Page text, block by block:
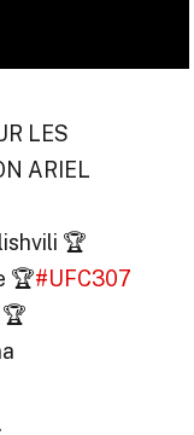
LES
ARIEL
🏆
🏆#UFC307